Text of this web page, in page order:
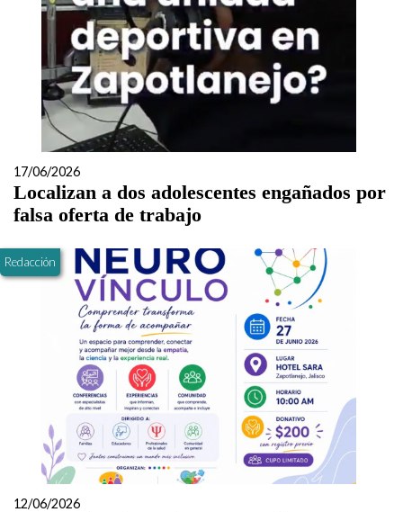
17/06/2026
Localizan a dos adolescentes engañados por
falsa oferta de trabajo
Redacción
12/06/2026